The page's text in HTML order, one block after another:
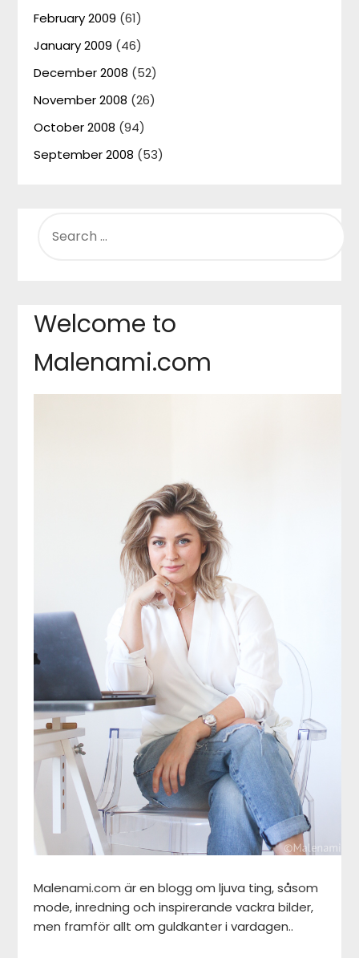
February 2009 (61)
January 2009 (46)
December 2008 (52)
November 2008 (26)
October 2008 (94)
September 2008 (53)
FOR:
Welcome to
Malenami.com
Malenami.com är en blogg om ljuva ting, såsom
mode, inredning och inspirerande vackra bilder,
men framför allt om guldkanter i vardagen..